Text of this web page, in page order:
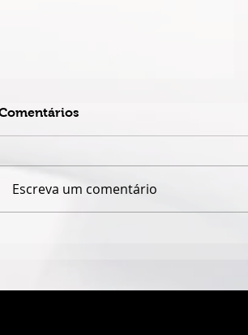
AGOSTO
Escreva um comentário